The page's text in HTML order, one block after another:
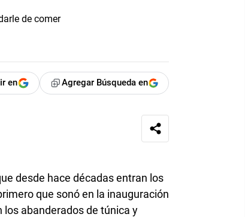
en Agregar Búsqueda en
desde hace décadas entran los
que sonó en la inauguración
los abanderados de túnica y